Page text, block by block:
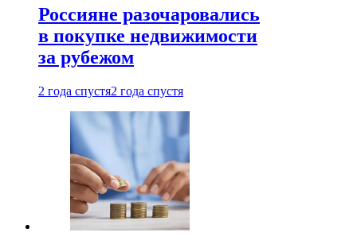
Россияне разочаровались
в покупке недвижимости
за рубежом
2 года спустя2 года спустя